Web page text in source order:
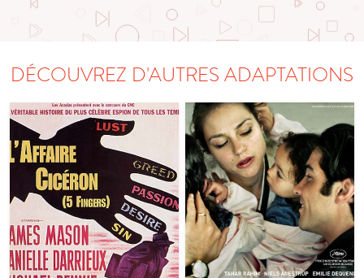
DÉCOUVREZ D'AUTRES ADAPTATIONS